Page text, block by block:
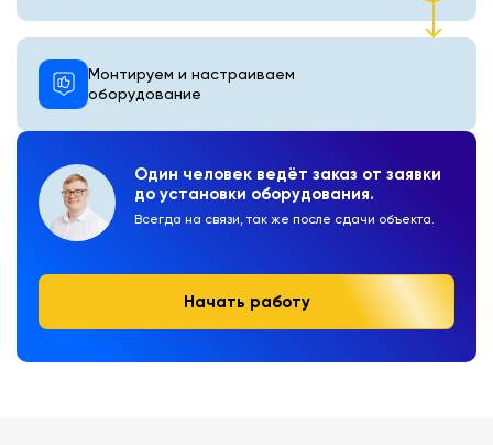
Один человек ведёт заказ от заявки
до установки оборудования.
Всегда на связи, так же после сдачи объекта.
Начать работу
Монтируем и настраиваем
оборудование